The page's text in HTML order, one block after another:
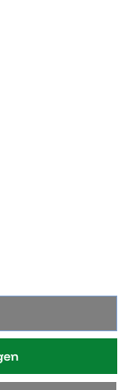
mit Abi Vegas!